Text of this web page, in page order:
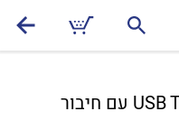
מסך מחשב USB Type C QD-OLED עם חיבור